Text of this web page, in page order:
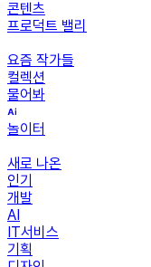
콘텐츠
프로덕트 밸리
요즘 작가들
컬렉션
물어봐
놀이터
새로 나온
인기
개발
AI
IT서비스
기획